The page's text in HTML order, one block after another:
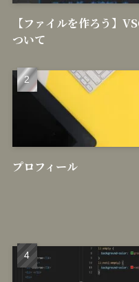
【ファイルを作ろう】
ついて
プロフィール